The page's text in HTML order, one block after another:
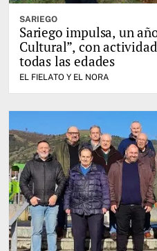
SARIEGO
Sariego impulsa, un
Cultural”, con
todas las edades
EL FIELATO Y EL NORA